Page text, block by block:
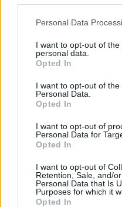
Please note that this
not limited to your visit or
grant or deny consent to
use your data for below
consent section.
Personal Data
I want to opt-out of
personal data.
Opted In
I want to opt-out of the
Personal Data.
Opted In
I want to opt-out of
Personal Data for
Opted In
I want to opt-out of
Retention, Sale, and/
Personal Data that Is
Purposes for which it
Opted In
Κοινή πρωτοβουλία για
Οι εκπρόσωποι των
πρόεδρο του ΕΣΡ
ότι ήδη έχουν
εσωτερική πειθαρχική